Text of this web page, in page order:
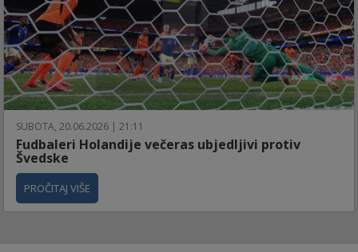
SUBOTA, 20.06.2026 | 21:11
Fudbaleri Holandije večeras ubjedljivi protiv
Švedske
PROČITAJ VIŠE